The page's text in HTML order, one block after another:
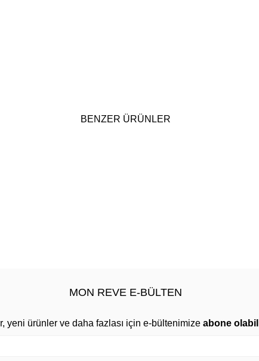
BENZER ÜRÜNLER
MON REVE E-BÜLTEN
yeni ürünler ve daha fazlası için e-bültenimize abone